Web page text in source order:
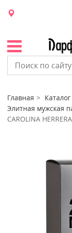
Главная Каталог
Элитная мужская
CAROLINA